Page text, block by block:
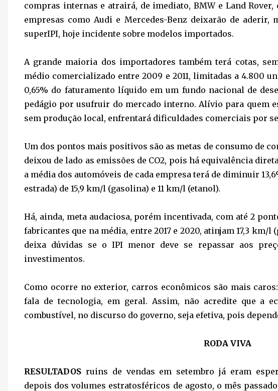
compras internas e atrairá, de imediato, BMW e Land
empresas como Audi e Mercedes-Benz deixarão de aderir,
superIPI, hoje incidente sobre modelos importados.
A grande maioria dos importadores também terá cotas,
médio comercializado entre 2009 e 2011, limitadas a 4.800
0,65% do faturamento líquido em um fundo nacional de
pedágio por usufruir do mercado interno. Alívio para quem
sem produção local, enfrentará dificuldades comerciais por
Um dos pontos mais positivos são as metas de consumo de
deixou de lado as emissões de CO2, pois há equivalência
a média dos automóveis de cada empresa terá de diminuir
estrada) de 15,9 km/l (gasolina) e 11 km/l (etanol).
Há, ainda, meta audaciosa, porém incentivada, com até 2
fabricantes que na média, entre 2017 e 2020, atinjam 17,3 km/
deixa dúvidas se o IPI menor deve se repassar aos
investimentos.
Como ocorre no exterior, carros econômicos são mais
fala de tecnologia, em geral. Assim, não acredite que a
combustível, no discurso do governo, seja efetiva, pois
RODA VIVA
RESULTADOS ruins de vendas em setembro já eram
depois dos volumes estratosféricos de agosto, o mês